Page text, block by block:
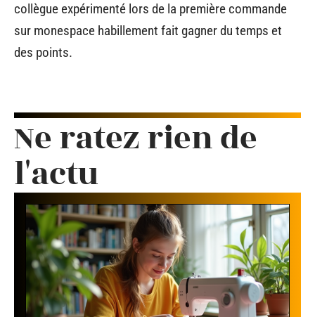
collègue expérimenté lors de la première commande
sur monespace habillement fait gagner du temps et
des points.
Ne ratez rien de
l'actu